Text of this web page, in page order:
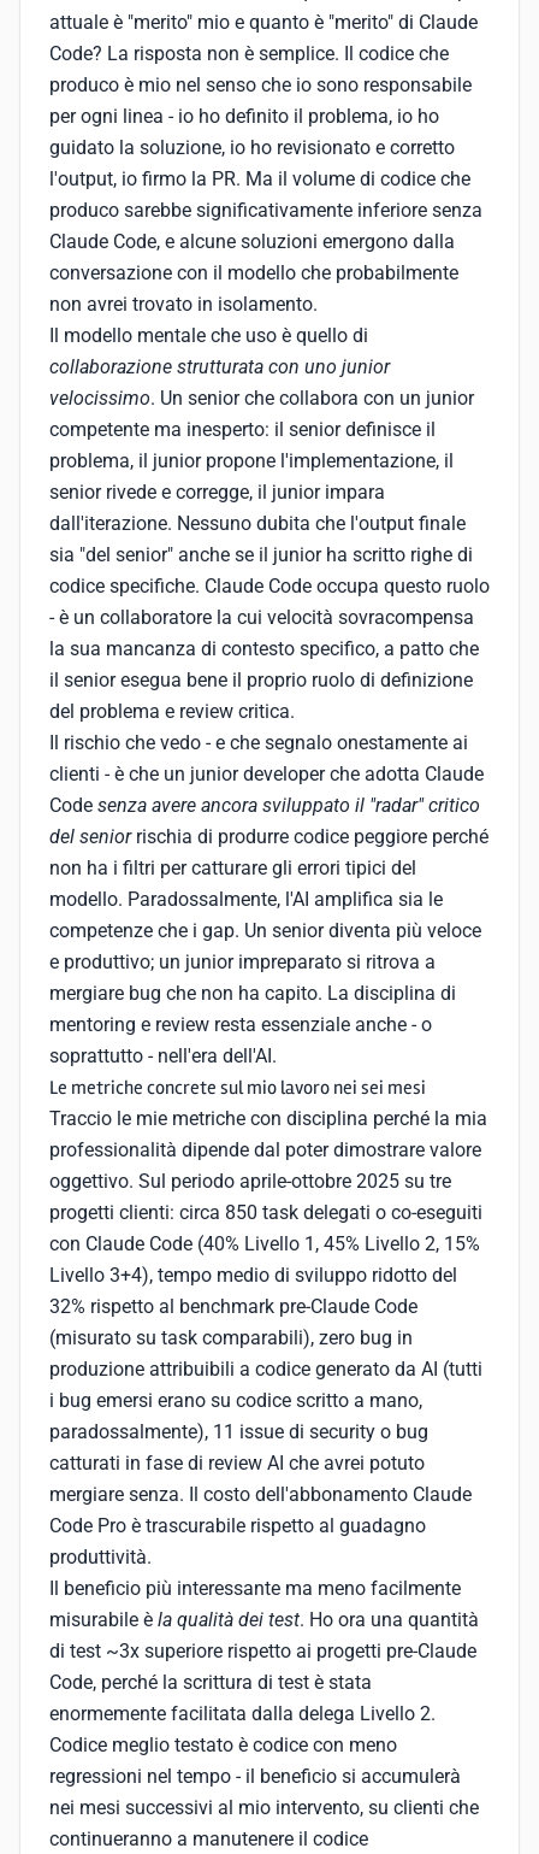
attuale è "merito" mio e quanto è "merito" di Claude
Code? La risposta non è semplice. Il codice che
produco è mio nel senso che io sono responsabile
per ogni linea - io ho definito il problema, io ho
guidato la soluzione, io ho revisionato e corretto
l'output, io firmo la PR. Ma il volume di codice che
produco sarebbe significativamente inferiore senza
Claude Code, e alcune soluzioni emergono dalla
conversazione con il modello che probabilmente
non avrei trovato in isolamento.
Il modello mentale che uso è quello di
collaborazione strutturata con uno junior
velocissimo. Un senior che collabora con un junior
competente ma inesperto: il senior definisce il
problema, il junior propone l'implementazione, il
senior rivede e corregge, il junior impara
dall'iterazione. Nessuno dubita che l'output finale
sia "del senior" anche se il junior ha scritto righe di
codice specifiche. Claude Code occupa questo ruolo
- è un collaboratore la cui velocità sovracompensa
la sua mancanza di contesto specifico, a patto che
il senior esegua bene il proprio ruolo di definizione
del problema e review critica.
Il rischio che vedo - e che segnalo onestamente ai
clienti - è che un junior developer che adotta Claude
Code senza avere ancora sviluppato il "radar" critico
del seniorrischia di produrre codice peggiore perché
non ha i filtri per catturare gli errori tipici del
modello. Paradossalmente, l'AI amplifica sia le
competenze che i gap. Un senior diventa più veloce
e produttivo; un junior impreparato si ritrova a
mergiare bug che non ha capito. La disciplina di
mentoring e review resta essenziale anche - o
soprattutto - nell'era dell'AI.
Le metriche concrete sul mio lavoro nei sei mesi
Traccio le mie metriche con disciplina perché la mia
professionalità dipende dal poter dimostrare valore
oggettivo. Sul periodo aprile-ottobre 2025 su tre
progetti clienti: circa 850 task delegati o co-eseguiti
con Claude Code (40% Livello 1, 45% Livello 2, 15%
Livello 3+4), tempo medio di sviluppo ridotto del
32% rispetto al benchmark pre-Claude Code
(misurato su task comparabili), zero bug in
produzione attribuibili a codice generato da AI (tutti
i bug emersi erano su codice scritto a mano,
paradossalmente), 11 issue di security o bug
catturati in fase di review AI che avrei potuto
mergiare senza. Il costo dell'abbonamento Claude
Code Pro è trascurabile rispetto al guadagno
produttività.
Il beneficio più interessante ma meno facilmente
misurabile è la qualità dei test. Ho ora una quantità
di test ~3x superiore rispetto ai progetti pre-Claude
Code, perché la scrittura di test è stata
enormemente facilitata dalla delega Livello 2.
Codice meglio testato è codice con meno
regressioni nel tempo - il beneficio si accumulerà
nei mesi successivi al mio intervento, su clienti che
continueranno a manutenere il codice